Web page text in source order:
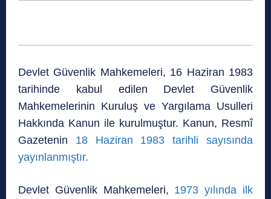
Devlet Güvenlik Mahkemeleri, 16 Haziran 1983
tarihinde kabul edilen Devlet Güvenlik
Mahkemelerinin Kuruluş ve Yargılama Usulleri
Hakkında Kanun ile kurulmuştur. Kanun, Resmî
Gazetenin 18 Haziran 1983 tarihli sayısında
yayınlanmıştır.
Devlet Güvenlik Mahkemeleri, 1973 yılında ilk